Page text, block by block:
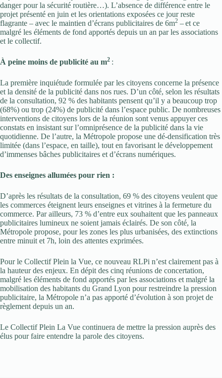
danger pour la sécurité routière…). L’absence de différence entre le
projet présenté en juin et les orientations exposées ce jour reste
flagrante – avec le maintien d’écrans publicitaires de 6m2 –et ce
malgré les éléments de fond apportés depuis un an par les associations
et le collectif.
À peine moins de publicité au m2 :
La première inquiétude formulée par les citoyens concerne la présence
et la densité de la publicité dans nos rues. D’un côté, selon les résultats
de la consultation, 92 % des habitants pensent qu’il y a beaucoup trop
(68%) ou trop (24%) de publicité dans l’espace public. De nombreuses
interventions de citoyens lors de la réunion sont venus appuyer ces
constats en insistant sur l’omniprésence de la publicité dans la vie
quotidienne. De l’autre, la Métropole propose une dé-densification très
limitée (dans l’espace, en taille), tout en favorisant le développement
d’immenses bâches publicitaires et d’écrans numériques.
Des enseignes allumées pour rien :
D’après les résultats de la consultation, 69 % des citoyens veulent que
les commerces éteignent leurs enseignes et vitrines à la fermeture du
commerce. Par ailleurs, 73 % d’entre eux souhaitent que les panneaux
publicitaires lumineux ne soient jamais éclairés. De son côté, la
Métropole propose, pour les zones les plus urbanisées, des extinctions
entre minuit et 7h, loin des attentes exprimées.
Pour le Collectif Plein la Vue, ce nouveau RLPi n’est clairement pas à
la hauteur des enjeux. En dépit des cinq réunions de concertation,
malgré les éléments de fond apportés par les associations et malgré la
mobilisation des habitants du Grand Lyon pour restreindre la pression
publicitaire, la Métropole n’a pas apporté d’évolution à son projet de
règlement depuis un an.
Le Collectif Plein La Vue continuera de mettre la pression auprès des
élus pour faire entendre la parole des citoyens.